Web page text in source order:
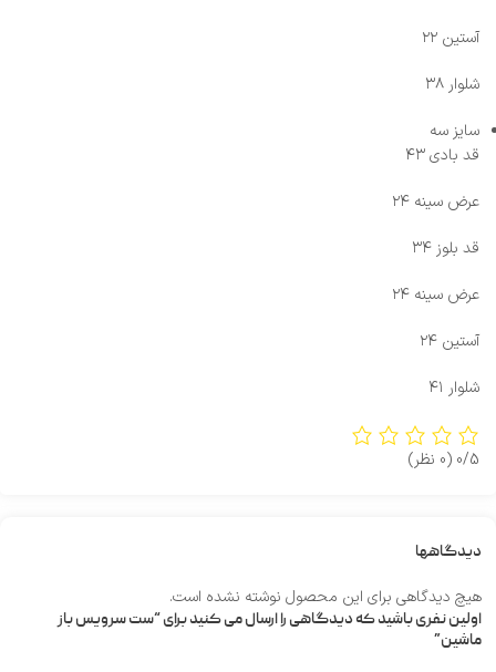
آستین ۲۲
شلوار ۳۸
سایز سه
قد بادی ۴۳
عرض سینه ۲۴
قد بلوز ۳۴
عرض سینه ۲۴
آستین ۲۴
شلوار ۴۱
0/5 (0 نظر)
دیدگاهها
هیچ دیدگاهی برای این محصول نوشته نشده است.
اولین نفری باشید که دیدگاهی را ارسال می کنید برای “ست سرویس باز
ماشین”